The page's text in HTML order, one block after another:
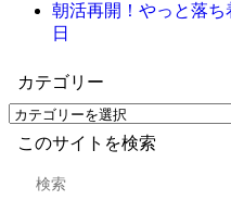
朝活再開！やっと落ち
日
カテゴリー
このサイトを検索